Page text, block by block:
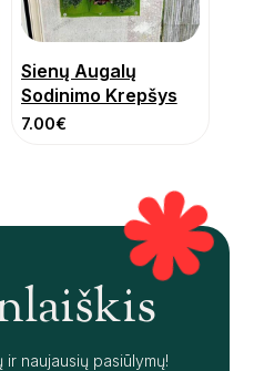
Sienų Augalų
Sodinimo Krepšys
7.00€
naujausių pasiūlymų!